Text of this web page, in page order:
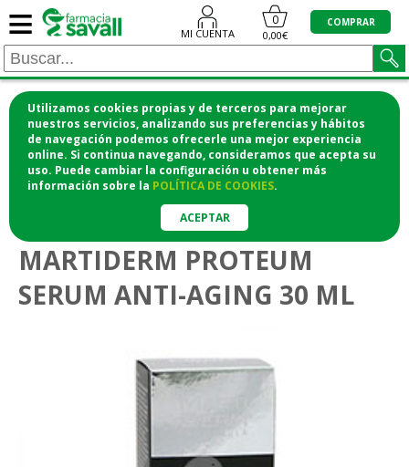
Utilizamos cookies propias y de terceros para mejorar
nuestros servicios, analizando sus preferencias y hábitos
de navegación podemos ofrecerle una mejor experiencia
online. Si continua navegando, consideramos que acepta su
uso. Puede cambiar la configuración u obtener más
información sobre la POLÍTICA DE COOKIES.
ACEPTAR
≡ MI CUENTA
0
0,00€
COMPRAR
¡COMPRA CÓMODAMENTE DESDE CASA Y RECOGE
EN LA FARMACIA!
o si lo prefieres te lo mandamos a casa
Cosmética facial >
MARTIDERM PROTEUM
SERUM ANTI-AGING 30 ML